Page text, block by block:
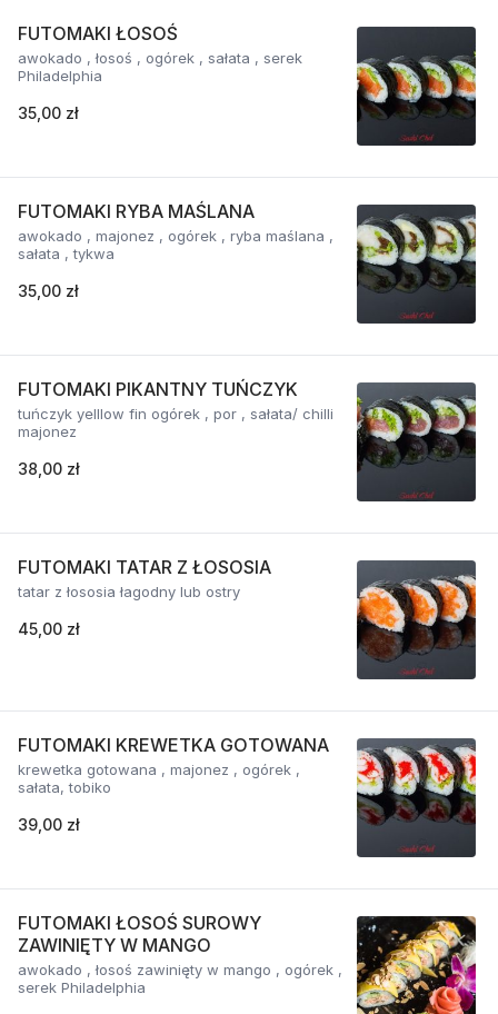
FUTOMAKI ŁOSOŚ
awokado , łosoś , ogórek , sałata , serek
Philadelphia
35,00 zł
FUTOMAKI RYBA MAŚLANA
awokado , majonez , ogórek , ryba maślana ,
sałata , tykwa
35,00 zł
FUTOMAKI PIKANTNY TUŃCZYK
tuńczyk yelllow fin ogórek , por , sałata/ chilli
majonez
38,00 zł
FUTOMAKI TATAR Z ŁOSOSIA
tatar z łososia łagodny lub ostry
45,00 zł
FUTOMAKI KREWETKA GOTOWANA
krewetka gotowana , majonez , ogórek ,
sałata, tobiko
39,00 zł
FUTOMAKI ŁOSOŚ SUROWY
ZAWINIĘTY W MANGO
awokado , łosoś zawinięty w mango , ogórek ,
serek Philadelphia